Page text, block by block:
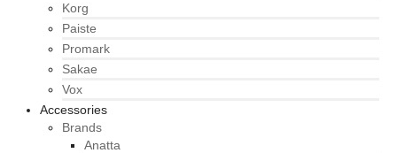
Korg
Paiste
Promark
Sakae
Vox
Accessories
Brands
Anatta